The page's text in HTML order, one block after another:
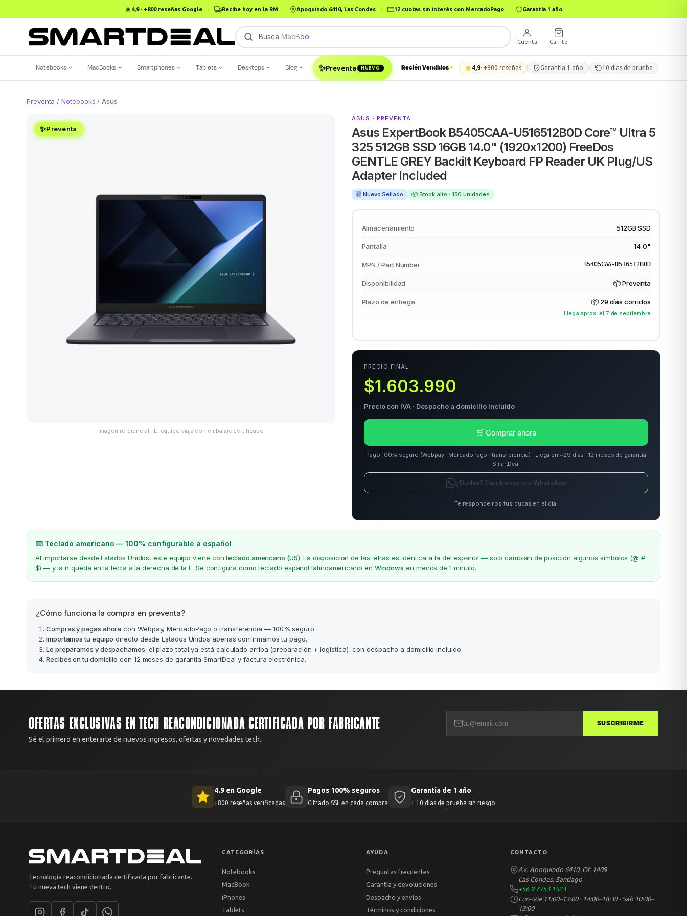
4,9 · +800 reseñas Google · Recibe hoy en la RM · Apoquindo 6410, Las Condes · 12 cuotas sin interés con MercadoPago · Garantía 1 año
Busca MacBook Pr
Cuenta Carrito
Notebooks MacBooks Smartphones Tablets Desktops Blog ✨Preventa NUEVO Recién Vendidos 4,9· +800 reseñas Garantía 1 año 10 días de prueba
Preventa /Notebooks /Asus
✨Preventa
Imagen referencial · El equipo viaja con embalaje certificado
ASUS · PREVENTA
Asus ExpertBook B5405CAA-U516512B0D Core™ Ultra 5
325 512GB SSD 16GB 14.0" (1920x1200) FreeDos
GENTLE GREY Backilt Keyboard FP Reader UK Plug/US
Adapter Included
🆕 Nuevo Sellado 📦 Stock alto · 150 unidades
Almacenamiento 512GB SSD
Pantalla 14.0"
MPN / Part Number B5405CAA-U516512B0D
Disponibilidad 📦 Preventa
Plazo de entrega 📦 29 días corridos
Llega aprox. el 7 de septiembre
PRECIO FINAL
$1.603.990
Precio con IVA · Despacho a domicilio incluido
🛒 Comprar ahora
Pago 100% seguro (Webpay · MercadoPago · transferencia) · Llega en ~29 días · 12 meses de garantía
SmartDeal
¿Dudas? Escríbenos por WhatsApp
Te respondemos tus dudas en el día.
⌨️ Teclado americano — 100% configurable a español
Al importarse desde Estados Unidos, este equipo viene conteclado americano (US). La disposición de las letras es idéntica a la del español — solo cambian de posición algunos símbolos (@ #
$) — y lañ queda en la tecla a la derecha de la L. Se configura como teclado español latinoamericano en Windows en menos de 1 minuto.
¿Cómo funciona la compra en preventa?
Compras y pagas ahora con Webpay, MercadoPago o transferencia — 100% seguro.
Importamos tu equipo directo desde Estados Unidos apenas confirmamos tu pago.
Lo preparamos y despachamos: el plazo total ya está calculado arriba (preparación + logística), con despacho a domicilio incluido.
Recibes en tu domicilio con 12 meses de garantía SmartDeal y factura electrónica.
OFERTAS EXCLUSIVAS EN TECH REACONDICIONADA CERTIFICADA POR FABRICANTE
Sé el primero en enterarte de nuevos ingresos, ofertas y novedades tech.
SUSCRIBIRME
4.9 en Google
+800 reseñas verificadas
Pagos 100% seguros
Cifrado SSL en cada compra
Garantía de 1 año
+ 10 días de prueba sin riesgo
Tecnología reacondicionada certificada por fabricante.
Tu nueva tech viene dentro.
CATEGORÍAS
Notebooks
MacBook
iPhones
Tablets
AYUDA
Preguntas frecuentes
Garantía y devoluciones
Despacho y envíos
Términos y condiciones
CONTACTO
Av. Apoquindo 6410, Of. 1409
Las Condes, Santiago
+56 9 7753 1523
Lun–Vie 11:00–13:00 · 14:00–18:30 · Sáb 10:00–
13:00